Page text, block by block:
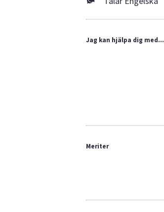
Jag kan hjälpa dig med...
Meriter